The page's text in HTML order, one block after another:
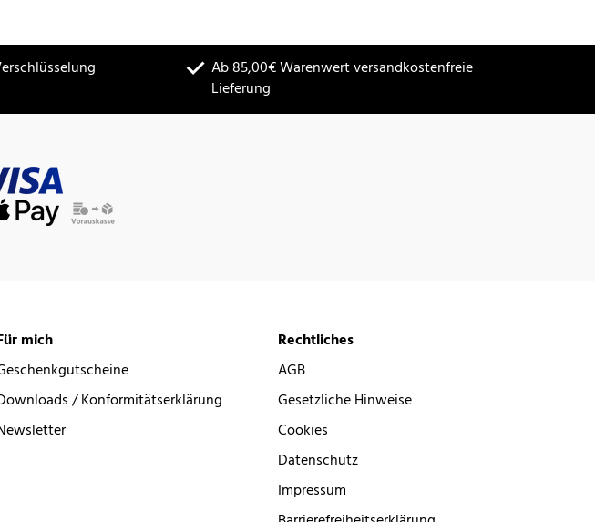
Ab 85,00€ Warenwert versandkostenfreie
Lieferung
mich
/ Konformitätserklärung
Rechtliches
AGB
Gesetzliche Hinweise
Cookies
Datenschutz
Impressum